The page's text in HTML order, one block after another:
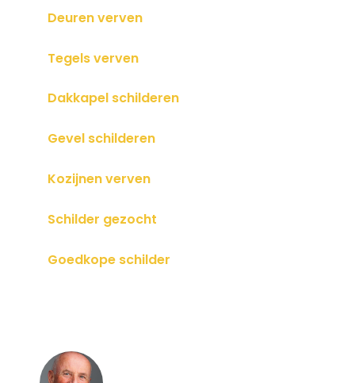
Deuren verven
Tegels verven
Dakkapel schilderen
Gevel schilderen
Kozijnen verven
Schilder gezocht
Goedkope schilder